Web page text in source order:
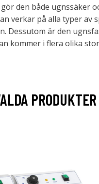
den både ugnssäker
verkar på alla typer av
Dessutom är den
kommer i flera olika
PRODUKTER